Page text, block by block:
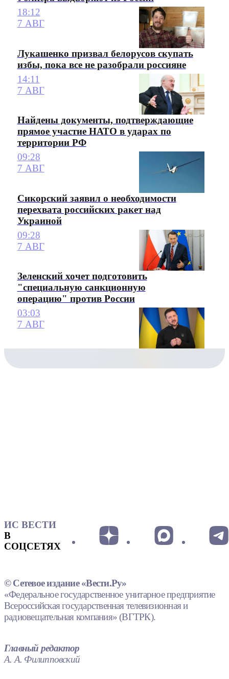
18:12
7 АВГ
Лукашенко призвал белорусов скупать
избы, пока все не разобрали россияне
14:11
7 АВГ
Найдены документы, подтверждающие
прямое участие НАТО в ударах по
территории РФ
09:28
7 АВГ
Сикорский заявил о необходимости
перехвата российских ракет над
Украиной
09:28
7 АВГ
Зеленский хочет подготовить
"специальную санкционную
операцию" против России
03:03
7 АВГ
ИС ВЕСТИ
В
СОЦСЕТЯХ
© Сетевое издание «Вести.Ру»
«Федеральное государственное унитарное предприятие
Всероссийская государственная телевизионная и
радиовещательная компания» (ВГТРК).
Главный редактор
А. А. Филипповский